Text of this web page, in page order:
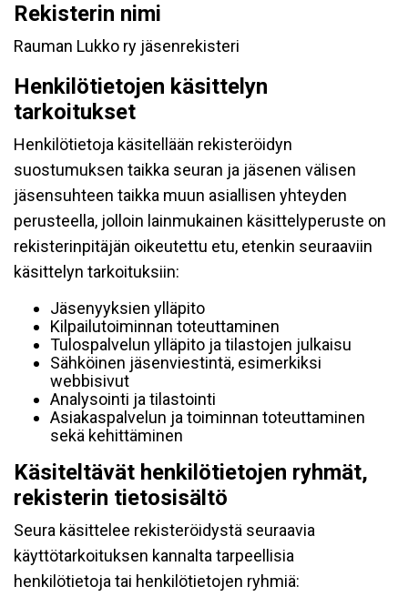
Rekisterin nimi
Rauman Lukko ry jäsenrekisteri
Henkilötietojen käsittelyn
tarkoitukset
Henkilötietoja käsitellään rekisteröidyn
suostumuksen taikka seuran ja jäsenen välisen
jäsensuhteen taikka muun asiallisen yhteyden
perusteella, jolloin lainmukainen käsittelyperuste on
rekisterinpitäjän oikeutettu etu, etenkin seuraaviin
käsittelyn tarkoituksiin:
Jäsenyyksien ylläpito
Kilpailutoiminnan toteuttaminen
Tulospalvelun ylläpito ja tilastojen julkaisu
Sähköinen jäsenviestintä, esimerkiksi
webbisivut
Analysointi ja tilastointi
Asiakaspalvelun ja toiminnan toteuttaminen
sekä kehittäminen
Käsiteltävät henkilötietojen ryhmät,
rekisterin tietosisältö
Seura käsittelee rekisteröidystä seuraavia
käyttötarkoituksen kannalta tarpeellisia
henkilötietoja tai henkilötietojen ryhmiä: